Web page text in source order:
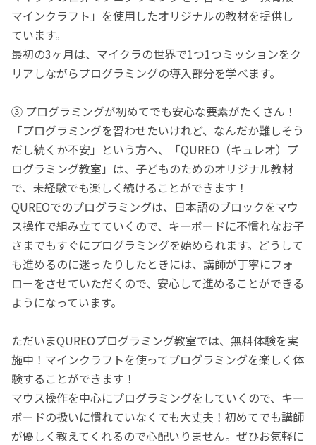
マインクラフト」を使用したオリジナルの教材を提供し
ています。
最初の3ヶ月は、マイクラの世界で1つ1つミッションをク
リアしながらプログラミングの導入部分を学べます。
③ プログラミングが初めてでも安心な要素がたくさん！
「プログラミングを習わせたいけれど、なんだか難しそう
だし続くか不安」という方へ、「QUREO（キュレオ）プ
ログラミング教室」は、子どものためのオリジナル教材
で、未経験でも楽しく続けることができます！
QUREOでのプログラミングは、日本語のブロックをマウ
ス操作で組み立てていくので、キーボードに不慣れなお子
さまでもすぐにプログラミングを始められます。どうして
も進めるのに迷ったりしたときには、講師が丁寧にフォ
ローをさせていただくので、安心して進めることができる
ようになっています。
ただいまQUREOプログラミング教室では、無料体験を実
施中！マインクラフトを使ってプログラミングを楽しく体
験することができます！
マウス操作を中心にプログラミングをしていくので、キー
ボードの扱いに慣れていなくても大丈夫！初めてでも講師
が優しく教えてくれるので心配いりません。ぜひお気軽に